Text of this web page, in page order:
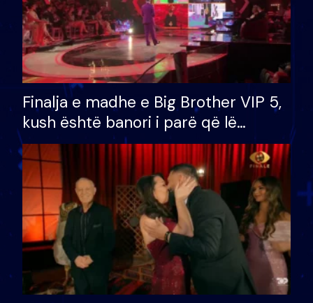
Finalja e madhe e Big Brother VIP 5,
kush është banori i parë që lë
shtëpinë dhe humb mundësinë për
të fituar çmimin e madh